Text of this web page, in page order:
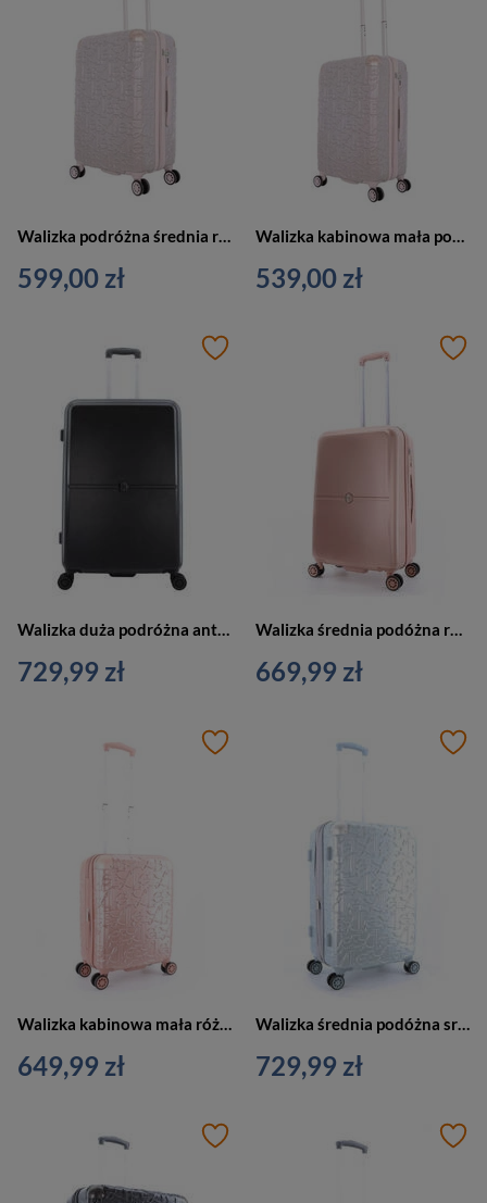
599,00 zł 539,00 zł
Walizka duża podróżna antracytowa 4 kółka - ELLE Chic
729,99 zł
Walizka średnia podóżna różowa - ELLE Chic
669,99 zł
649,99 zł 729,99 zł